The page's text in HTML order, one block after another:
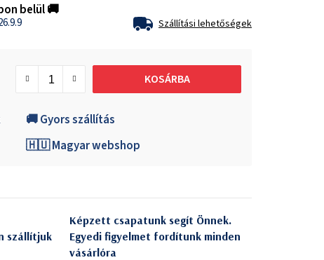
belül 🚚
Szállítási lehetőségek
KOSÁRBA
🚚 Gyors szállítás
🇭🇺 Magyar webshop
szállítjuk
Képzett csapatunk segít Önnek.
Egyedi figyelmet fordítunk minden
vásárlóra